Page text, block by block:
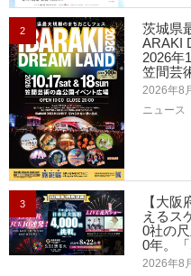
2
茨城県
ARAKI
2026年
笠間芸
2026年8
ニュース
3
【大
えるス
0社の
0年。
2026年8